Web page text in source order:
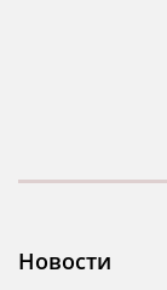
Новости